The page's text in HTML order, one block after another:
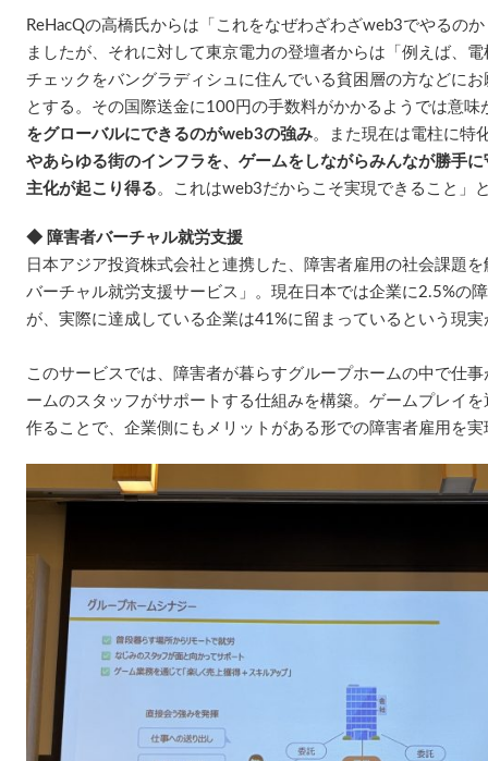
ReHacQの高橋氏からは「これをなぜわざわざweb3でやるの
ましたが、それに対して東京電力の登壇者からは「例えば、
チェックをバングラディシュに住んでいる貧困層の方などに
とする。その国際送金に100円の手数料がかかるようでは意味
をグローバルにできるのがweb3の強み。また現在は電柱に特
やあらゆる街のインフラを、ゲームをしながらみんなが勝手
主化が起こり得る。これはweb3だからこそ実現できること」
◆ 障害者バーチャル就労支援
日本アジア投資株式会社と連携した、障害者雇用の社会課題
バーチャル就労支援サービス」。現在日本では企業に2.5%の
が、実際に達成している企業は41%に留まっているという現
このサービスでは、障害者が暮らすグループホームの中で仕
ームのスタッフがサポートする仕組みを構築。ゲームプレイ
作ることで、企業側にもメリットがある形での障害者雇用を